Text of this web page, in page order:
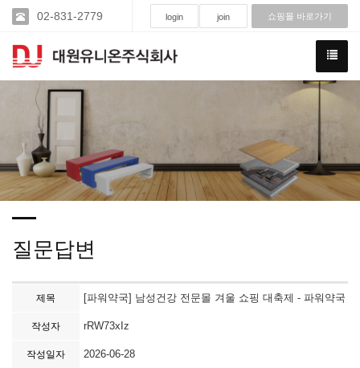
02-831-2779 login join 쇼핑몰 바로가기
질문답변
제목 [파워약국] 남성건강 전문몰 겨울 쇼핑 대축제 - 파워약국
작성자 rRW73xIz
작성일자 2026-06-28